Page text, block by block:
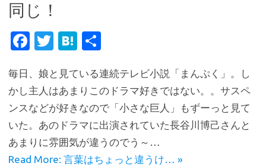
同じ！
Fa
e
b
o
o
k
T
it
te
r
H
e
n
a
毎日、娘と見ている連続テレビ小説「まんぷく」。し
かし主人はあまりこのドラマ好きではない。。サスペ
ンスなどが好きなので「小さな巨人」もずーっと見て
いた。あのドラマに出演されていた長谷川博己さんと
あまりに雰囲気が違うのでう～…
Read More: 言葉はちょっと違うけ… »